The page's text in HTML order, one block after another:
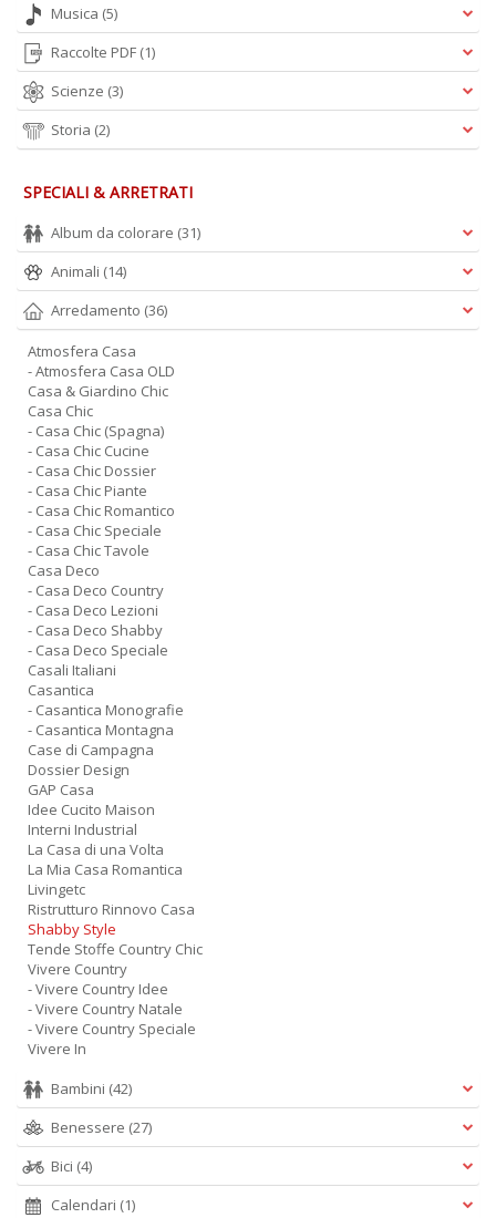
Musica (5)
Raccolte PDF (1)
Scienze (3)
Storia (2)
SPECIALI & ARRETRATI
Album da colorare (31)
Animali (14)
Arredamento (36)
Atmosfera Casa
- Atmosfera Casa OLD
Casa & Giardino Chic
Casa Chic
- Casa Chic (Spagna)
- Casa Chic Cucine
- Casa Chic Dossier
- Casa Chic Piante
- Casa Chic Romantico
- Casa Chic Speciale
- Casa Chic Tavole
Casa Deco
- Casa Deco Country
- Casa Deco Lezioni
- Casa Deco Shabby
- Casa Deco Speciale
Casali Italiani
Casantica
- Casantica Monografie
- Casantica Montagna
Case di Campagna
Dossier Design
GAP Casa
Idee Cucito Maison
Interni Industrial
La Casa di una Volta
La Mia Casa Romantica
Livingetc
Ristrutturo Rinnovo Casa
Shabby Style
Tende Stoffe Country Chic
Vivere Country
- Vivere Country Idee
- Vivere Country Natale
- Vivere Country Speciale
Vivere In
Bambini (42)
Benessere (27)
Bici (4)
Calendari (1)